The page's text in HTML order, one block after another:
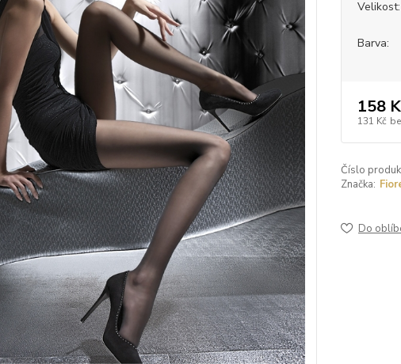
Velikost:
Barva:
158
131 Kč
Číslo
Značka:
Do